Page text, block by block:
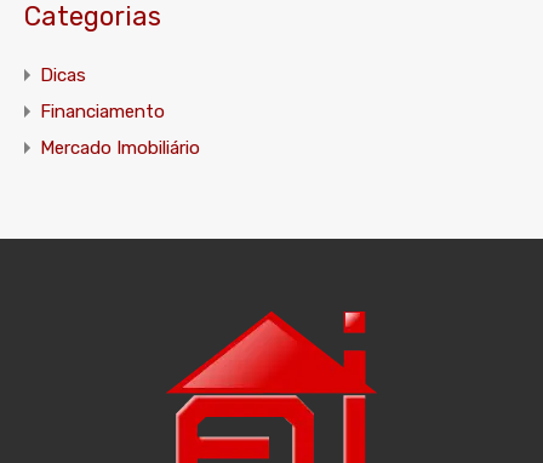
Categorias
Dicas
Financiamento
Mercado Imobiliário